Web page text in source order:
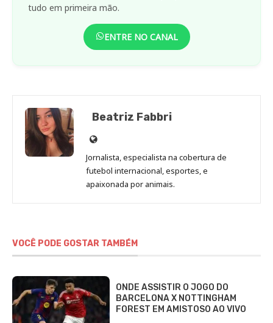
tudo em primeira mão.
ENTRE NO CANAL
Beatriz Fabbri
Site
de
Beatriz
Fabbri
Jornalista, especialista na cobertura de
futebol internacional, esportes, e
apaixonada por animais.
VOCÊ PODE GOSTAR TAMBÉM
ONDE ASSISTIR O JOGO DO
BARCELONA X NOTTINGHAM
FOREST EM AMISTOSO AO VIVO